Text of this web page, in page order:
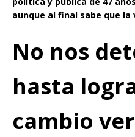
aunque al final sabe que
No nos
hasta
cambio